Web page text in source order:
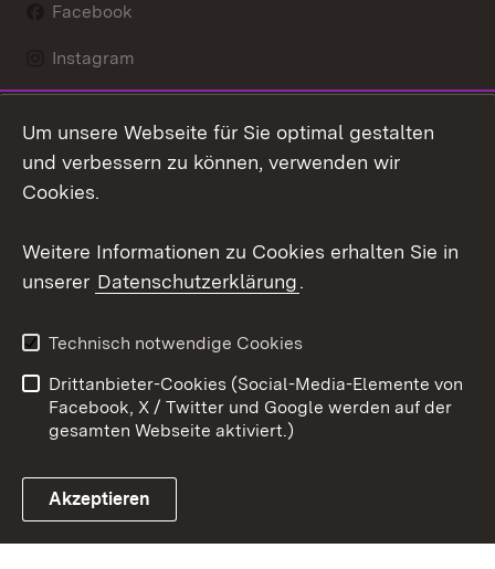
Facebook
Instagram
Mastodon
Youtube
Link zum Landesportal
Kontakt
Datenschutz
Barrierefreiheit
Impressum Cookies
Um unsere Webseite für Sie optimal gestalten
und verbessern zu können, verwenden wir
Cookies.
Weitere Informationen zu Cookies erhalten Sie in
unserer Datenschutzerklärung.
Technisch notwendige Cookies
Drittanbieter-Cookies (Social-Media-Elemente von
Facebook, X / Twitter und Google werden auf der
gesamten Webseite aktiviert.)
Akzeptieren